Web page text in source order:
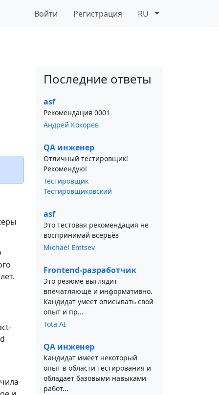
Войти Регистрация RU
Последние ответы
asf
Рекомендация 0001
Андрей Кокорев
QA инженер
Отличный тестировщик!
Рекомендую!
Тестировщик
Тестировщиковский
asf
Это тестовая рекомендация не
воспринимай всерьёз
Michael Emtsev
Frontend-разработчик
Это резюме выглядит
впечатляюще и информативно.
Кандидат умеет описывать свой
опыт и пр...
Tota AI
QA инженер
Кандидат имеет некоторый
опыт в области тестирования и
обладает базовыми навыками
работ...